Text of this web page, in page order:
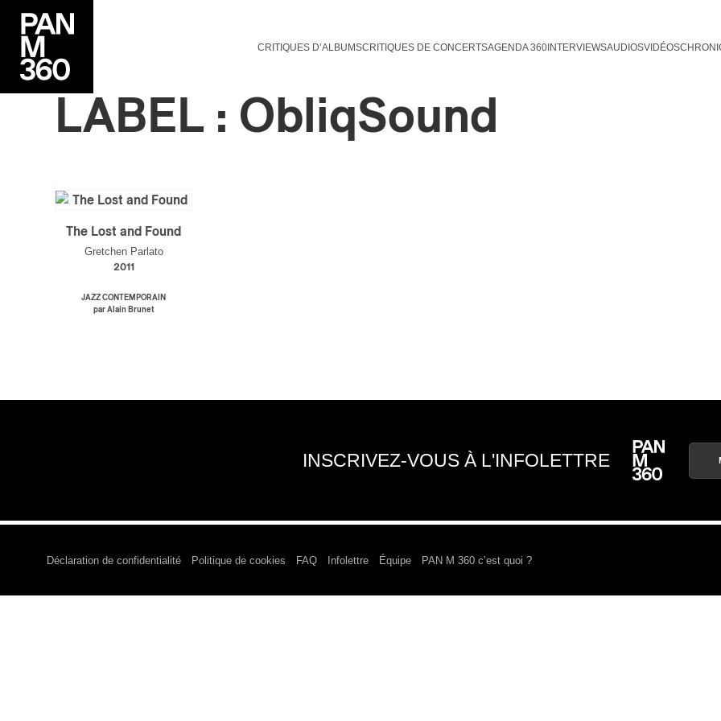
CRITIQUES D’ALBUMSCRITIQUES DE CONCERTSAGENDA 360INTERVIEWSAUDIOSVIDÉOS
LABEL : ObliqSound
The Lost and Found
Gretchen Parlato
2011
JAZZ CONTEMPORAIN
par Alain Brunet
INSCRIVEZ-VOUS À L'INFOLETTRE
Déclaration de confidentialité Politique de cookies FAQ Infolettre Équipe PAN M 360 c’est quoi ?